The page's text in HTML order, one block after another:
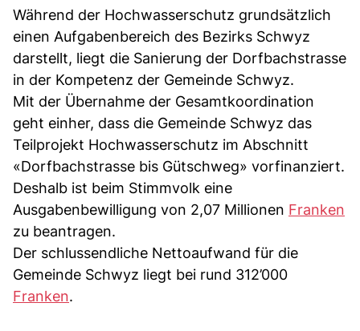
Während der Hochwasserschutz grundsätzlich
einen Aufgabenbereich des Bezirks Schwyz
darstellt, liegt die Sanierung der Dorfbachstrasse
in der Kompetenz der Gemeinde Schwyz.
Mit der Übernahme der Gesamtkoordination
geht einher, dass die Gemeinde Schwyz das
Teilprojekt Hochwasserschutz im Abschnitt
«Dorfbachstrasse bis Gütschweg» vorfinanziert.
Deshalb ist beim Stimmvolk eine
Ausgabenbewilligung von 2,07 Millionen Franken
zu beantragen.
Der schlussendliche Nettoaufwand für die
Gemeinde Schwyz liegt bei rund 312’000
Franken.